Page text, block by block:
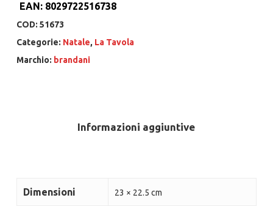
EAN: 8029722516738
COD: 51673
Categorie: Natale, La Tavola
Marchio: brandani
Informazioni aggiuntive
Dimensioni 23 × 22.5 cm